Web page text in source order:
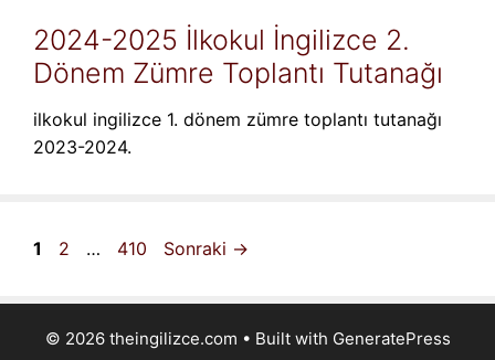
2024-2025 İlkokul İngilizce 2.
Dönem Zümre Toplantı Tutanağı
ilkokul ingilizce 1. dönem zümre toplantı tutanağı
2023-2024.
Sayfa
1 Sayfa
2 … Sayfa
410 Sonraki →
© 2026 theingilizce.com • Built with GeneratePress